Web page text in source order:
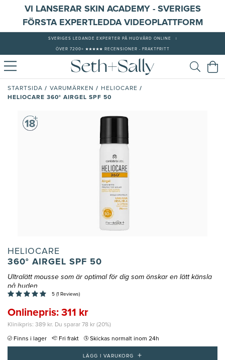
VI LANSERAR SKIN ACADEMY - SVERIGES
FÖRSTA EXPERTLEDDA VIDEOPLATTFORM
SVERIGES LEDANDE EXPERTER PÅ HUDVÅRD ONLINE
ÖVER 7200+ ★★★★★ RECENSIONER - FRAKTFRITT
STARTSIDA / VARUMÄRKEN / HELIOCARE /
HELIOCARE 360° AIRGEL SPF 50
HELIOCARE
360° AIRGEL SPF 50
Ultralätt mousse som är optimal för dig som önskar en lätt känsla
på huden
5 (1 Reviews)
Onlinepris: 311 kr
Klinikpris: 389 kr. Du sparar 78 kr (20%)
Finns i lager Fri frakt Skickas normalt inom 24h
LÄGG I VARUKORG +